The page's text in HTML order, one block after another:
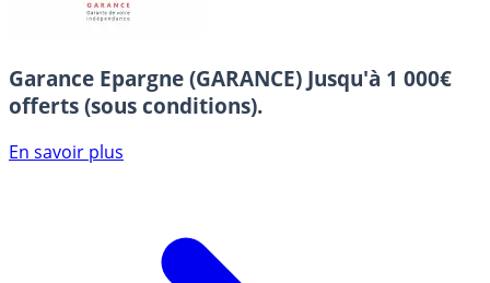
Garance Epargne (GARANCE) Jusqu'à 1 000€
offerts (sous conditions).
En savoir plus